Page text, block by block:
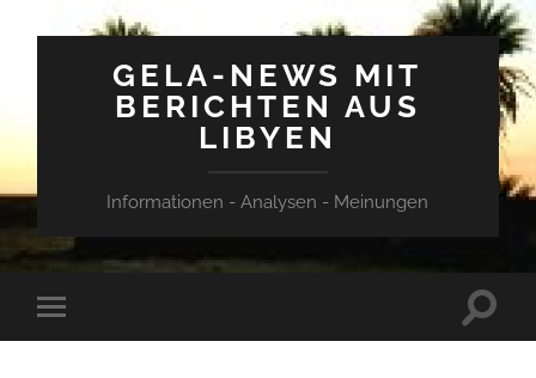
GELA-NEWS MIT
BERICHTEN AUS
LIBYEN
Informationen - Analysen - Meinungen
Mobile-
Menü